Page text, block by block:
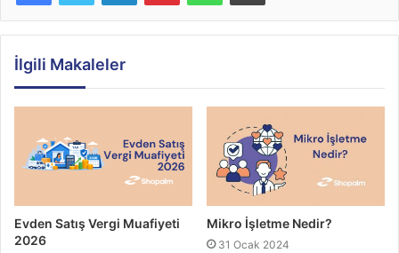
İlgili Makaleler
Evden Satış Vergi Muafiyeti
2026
Mikro İşletme Nedir?
31 Ocak 2024